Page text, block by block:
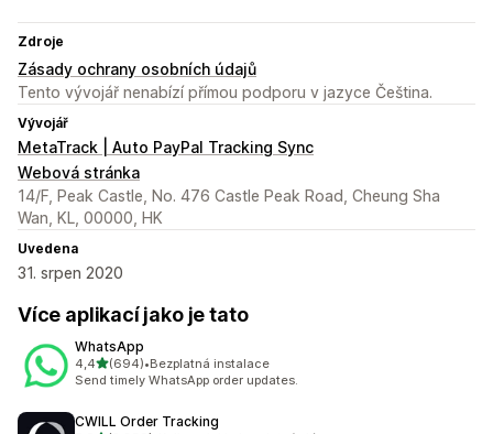
Zdroje
Zásady ochrany osobních údajů
Tento vývojář nenabízí přímou podporu v jazyce Čeština.
Vývojář
MetaTrack | Auto PayPal Tracking Sync
Webová stránka
14/F, Peak Castle, No. 476 Castle Peak Road, Cheung Sha
Wan, KL, 00000, HK
Uvedena
31. srpen 2020
Více aplikací jako je tato
WhatsApp
4,4z 5 hvězd
(694)
Celkový počet recenzí: 694
•Bezplatná instalace
Send timely WhatsApp order updates.
CWILL Order Tracking